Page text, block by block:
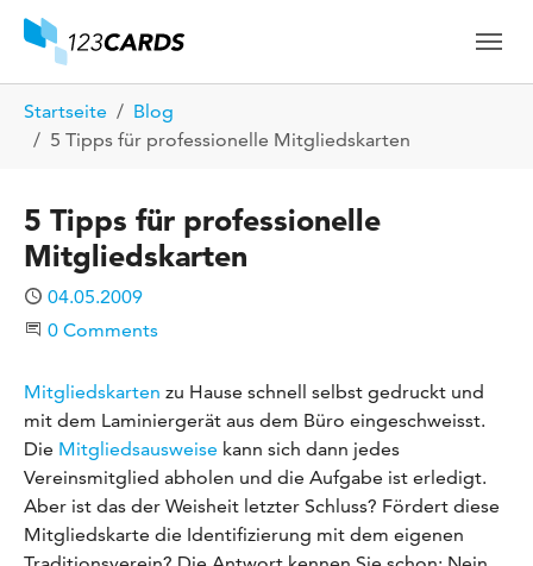
Skip to main content
Skip to page footer
Startseite
Blog
5 Tipps für professionelle Mitgliedskarten
5 Tipps für professionelle
Mitgliedskarten
Published
04.05.2009
Start the Conversation
0 Comments
Mitgliedskarten zu Hause schnell selbst gedruckt und
mit dem Laminiergerät aus dem Büro eingeschweisst.
Die Mitgliedsausweise kann sich dann jedes
Vereinsmitglied abholen und die Aufgabe ist erledigt.
Aber ist das der Weisheit letzter Schluss? Fördert diese
Mitgliedskarte die Identifizierung mit dem eigenen